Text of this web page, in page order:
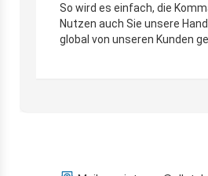
So wird es einfach, die
Nutzen auch Sie unsere
global von unseren Kunden